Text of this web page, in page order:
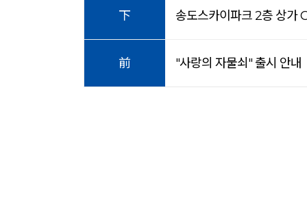
下 송도스카이파크 2층 상가
前 "사랑의 자물쇠" 출시 안내